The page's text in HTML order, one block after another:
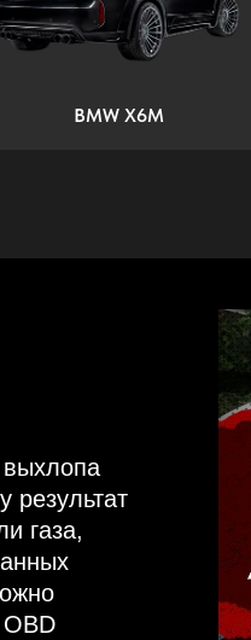
BMW X6M
выхлопа
результат
газа,
OBD